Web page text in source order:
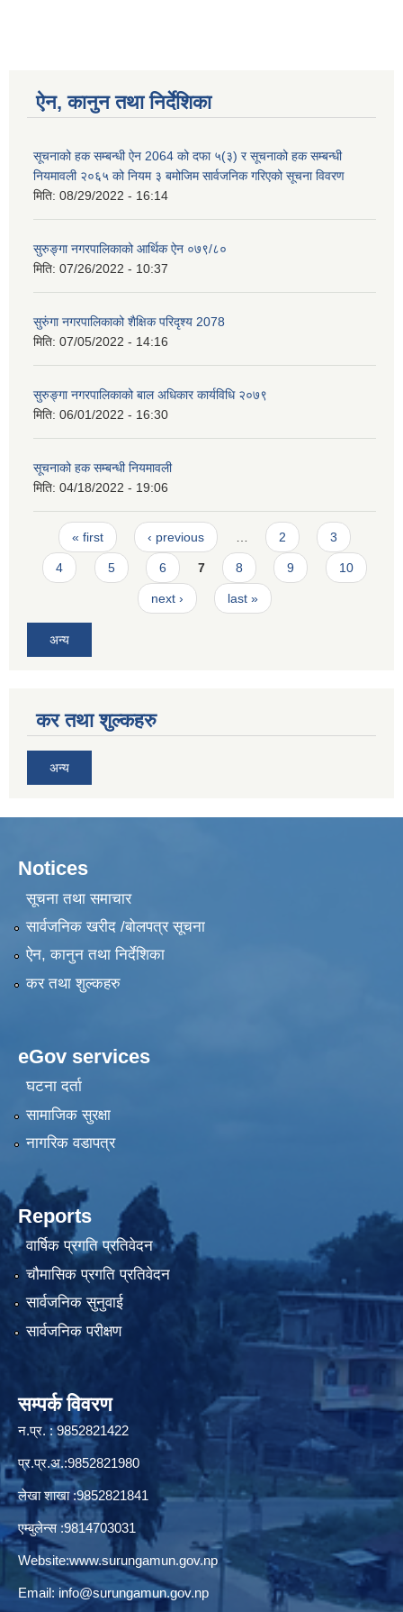
ऐन, कानुन तथा निर्देशिका
सूचनाको हक सम्बन्धी ऐन 2064 को दफा ५(३) र सूचनाको हक सम्बन्धी
नियमावली २०६५ को नियम ३ बमोजिम सार्वजनिक गरिएको सूचना विवरण
मिति: 08/29/2022 - 16:14
सुरुङ्गा नगरपालिकाको आर्थिक ऐन ०७९/८०
मिति: 07/26/2022 - 10:37
सुरुंगा नगरपालिकाको शैक्षिक परिदृश्य 2078
मिति: 07/05/2022 - 14:16
सुरुङ्गा नगरपालिकाको बाल अधिकार कार्यविधि २०७९
मिति: 06/01/2022 - 16:30
सूचनाको हक सम्बन्धी नियमावली
मिति: 04/18/2022 - 19:06
Pages
« first ‹ previous 2 3
4 5 6 7 8 9 10
next › last »
अन्य
कर तथा शुल्कहरु
अन्य
Notices
सूचना तथा समाचार
सार्वजनिक खरीद /बोलपत्र सूचना
ऐन, कानुन तथा निर्देशिका
कर तथा शुल्कहरु
eGov services
घटना दर्ता
सामाजिक सुरक्षा
नागरिक वडापत्र
Reports
वार्षिक प्रगति प्रतिवेदन
चौमासिक प्रगति प्रतिवेदन
सार्वजनिक सुनुवाई
सार्वजनिक परीक्षण
सम्पर्क विवरण
न.प्र. : 9852821422
प्र.प्र.अ.:9852821980
लेखा शाखा :9852821841
एम्बुलेन्स :9814703031
Website:www.surungamun.gov.np
Email: info@surungamun.gov.np